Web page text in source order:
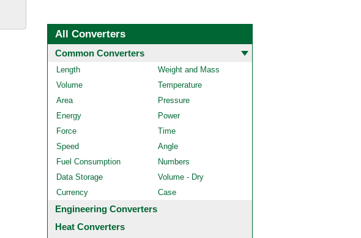
All Converters
Common Converters
Length
Weight and Mass
Volume
Temperature
Area
Pressure
Energy
Power
Force
Time
Speed
Angle
Fuel Consumption
Numbers
Data Storage
Volume - Dry
Currency
Case
Engineering Converters
Heat Converters